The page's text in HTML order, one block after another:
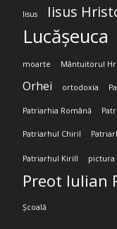
Iisus Iisus
Lucășeuca
moarte Mântuitorul
Orhei ortodoxia
Patriarhia Română
Patriarhul Chiril
Patriarhul Kirill pictura
Preot Iulian
Școală